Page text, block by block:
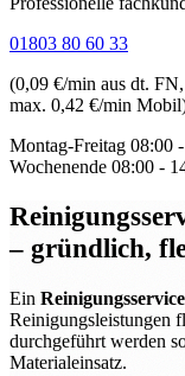
01803 80 60 33
(0,09 €/min aus dt. FN,
max. 0,42 €/min
Montag-Freitag 08:00
Wochenende 08:00 -
– gründlich,
Ein
Reinigungsleistungen
durchgeführt werden
Materialeinsatz.